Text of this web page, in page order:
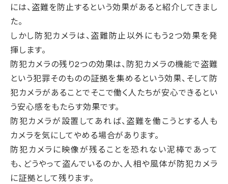
には、盗難を防止するという効果があると紹介してきまし
た。
しかし防犯カメラは、盗難防止以外にもう2つ効果を発
揮します。
防犯カメラの残り2つの効果は、防犯カメラの機能で盗難
という犯罪そのものの証拠を集めるという効果、そして防
犯カメラがあることでそこで働く人たちが安心できるとい
う安心感をもたらす効果です。
防犯カメラが設置してあれば、盗難を働こうとする人も
カメラを気にしてやめる場合があります。
防犯カメラに映像が残ることを恐れない泥棒であって
も、どうやって盗んでいるのか、人相や風体が防犯カメラ
に証拠として残ります。